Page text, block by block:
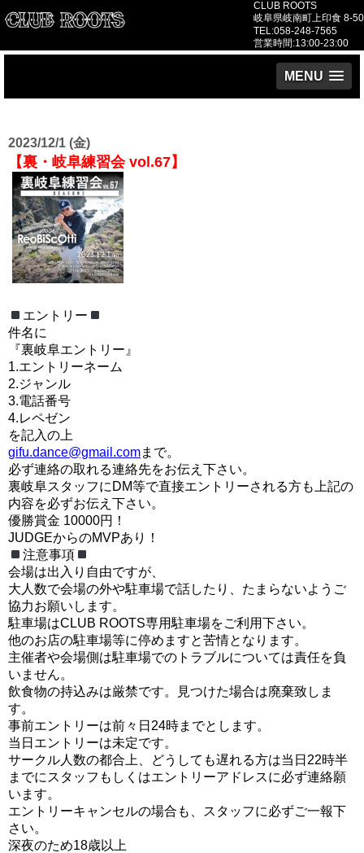
CLUB ROOTS
岐阜県岐南町上印食 8-50
TEL:058-248-7565
営業時間:13:00-23:00
MENU
2023/12/1 (金)
【裏・岐阜練習会 vol.67】
エントリー
件名に
『裏岐阜エントリー』
1.エントリーネーム
2.ジャンル
3.電話番号
4.レペゼン
を記入の上
gifu.dance@gmail.comまで。
必ず連絡の取れる連絡先をお伝え下さい。
裏岐阜スタッフにDM等で直接エントリーされる方も上記の
内容を必ずお伝え下さい。
優勝賞金 10000円！
JUDGEからのMVPあり！
注意事項
会場は出入り自由ですが、
大人数で会場の外や駐車場で話したり、たまらないようご
協力お願いします。
駐車場はCLUB ROOTS専用駐車場をご利用下さい。
他のお店の駐車場等に停めますと苦情となります。
主催者や会場側は駐車場でのトラブルについては責任を負
いません。
飲食物の持込みは厳禁です。見つけた場合は廃棄致しま
す。
事前エントリーは前々日24時までとします。
当日エントリーは未定です。
サークル人数の都合上、どうしても遅れる方は当日22時半
までにスタッフもしくはエントリーアドレスに必ず連絡願
います。
エントリーキャンセルの場合も、スタッフに必ずご一報下
さい。
深夜のため18歳以上